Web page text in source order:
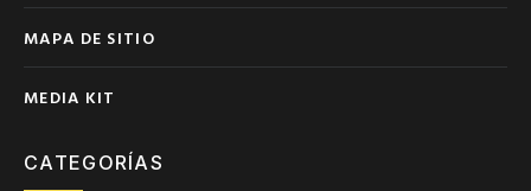
MAPA DE SITIO
MEDIA KIT
CATEGORÍAS